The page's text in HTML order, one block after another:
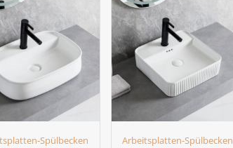
Spülbecken Arbeitsplatten-Spülbecken